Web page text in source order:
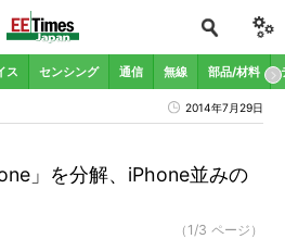
ス センシング 通信 無線 部品/材料
2014年7月29日
」を分解、iPhone並みの
（1/3 ページ）